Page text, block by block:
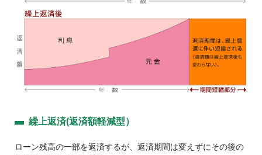
繰上返済(返済額軽減型）
ローン残高の一部を返済するが、返済期間は変えずにその後の